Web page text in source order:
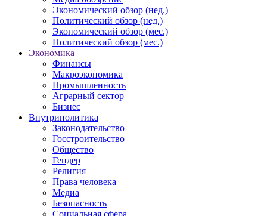
Экономический обзор (нед.)
Политический обзор (нед.)
Экономический обзор (мес.)
Политический обзор (мес.)
Экономика
Финансы
Макроэкономика
Промышленность
Аграрный сектор
Бизнес
Внутриполитика
Законодательство
Госстроительство
Общество
Гендер
Религия
Права человека
Медиа
Безопасность
Социальная сфера